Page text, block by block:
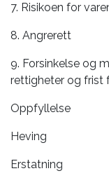
7. Risikoen for
8. Angrerett
9. Forsinkelse og
rettigheter og frist
Oppfyllelse
Heving
Erstatning